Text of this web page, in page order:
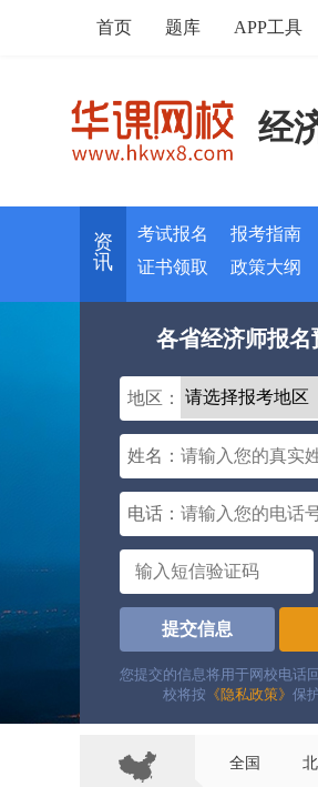
首页 题库 APP工具
经
资
讯
考试报名 报考指南
证书领取
政策大纲
各省经济师报名
地区：
姓名：
电话：
提交信息
您提交的信息将用于网校电话
校将按 《隐私政策》 保
全国